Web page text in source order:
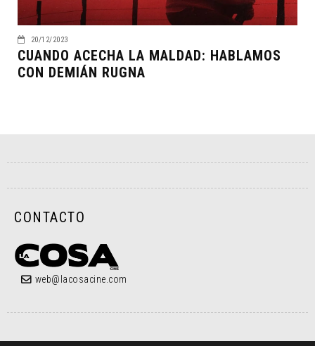
20/12/2023
CUANDO ACECHA LA MALDAD: HABLAMOS
CON DEMIÁN RUGNA
CONTACTO
web@lacosacine.com